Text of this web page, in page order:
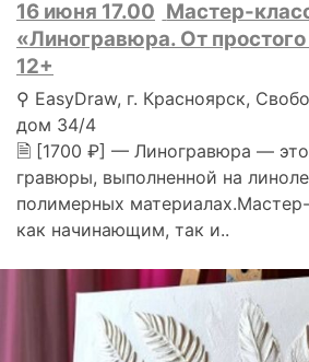
16 июня 17.00 Мастер-
«Линогравюра. От
12+
⚲ EasyDraw, г. Красноярск,
дом 34/4
🗎 [1700 ₽] — Линогравюра —
гравюры, выполненной на
полимерных
как начинающим, так и..